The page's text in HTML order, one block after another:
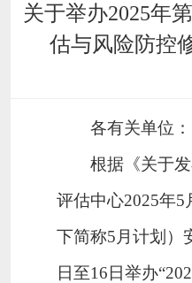
关于举办2025年
估与风险防控
各有关单位：
根据《关于
评估中心2025年5
下简称5 月计划）
日至16日举办“